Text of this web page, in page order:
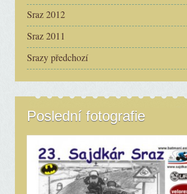
Sraz 2012
Sraz 2011
Srazy předchozí
Poslední fotografie